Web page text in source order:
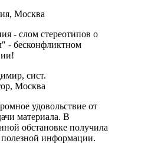
Москва
- слом стереотипов о
- бесконфликтном
сист.
Москва
удовольствие от
материала. В
обстановке получила
информации.